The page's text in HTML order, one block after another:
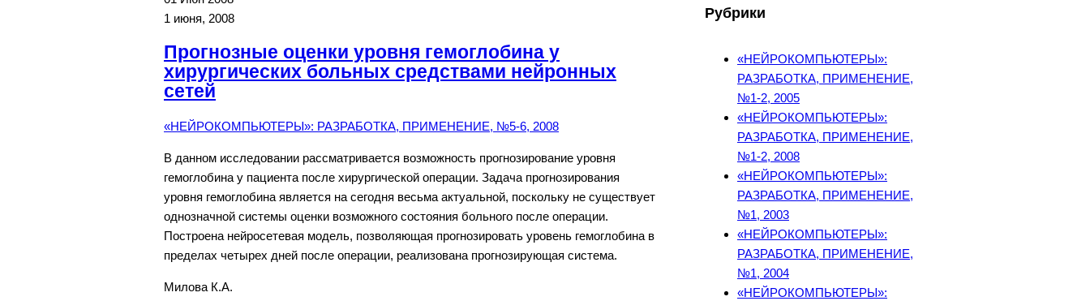
1 июня, 2008
Прогнозные оценки уровня гемоглобина у
хирургических больных средствами нейронных
сетей
«НЕЙРОКОМПЬЮТЕРЫ»: РАЗРАБОТКА, ПРИМЕНЕНИЕ, №5-6, 2008
В данном исследовании рассматривается возможность прогнозирование уровня
гемоглобина у пациента после хирургической операции. Задача прогнозирования
уровня гемоглобина является на сегодня весьма актуальной, поскольку не существует
однозначной системы оценки возможного состояния больного после операции.
Построена нейросетевая модель, позволяющая прогнозировать уровень гемоглобина в
пределах четырех дней после операции, реализована прогнозирующая система.
Милова К.А.
Рубрики
«НЕЙРОКОМПЬЮТЕРЫ»:
РАЗРАБОТКА, ПРИМЕНЕНИЕ,
№1-2, 2005
«НЕЙРОКОМПЬЮТЕРЫ»:
РАЗРАБОТКА, ПРИМЕНЕНИЕ,
№1-2, 2008
«НЕЙРОКОМПЬЮТЕРЫ»:
РАЗРАБОТКА, ПРИМЕНЕНИЕ,
№1, 2003
«НЕЙРОКОМПЬЮТЕРЫ»:
РАЗРАБОТКА, ПРИМЕНЕНИЕ,
№1, 2004
«НЕЙРОКОМПЬЮТЕРЫ»: